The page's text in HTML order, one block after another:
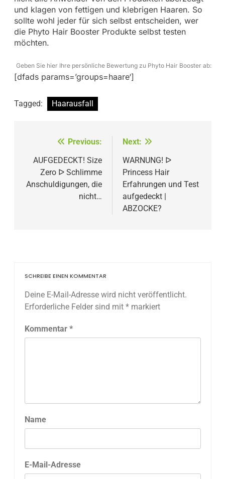
und klagen von fettigen und klebrigen Haaren. So
sollte wohl jeder für sich selbst entscheiden, wer
die Phyto Hair Booster Produkte selbst testen
möchten.
Geben Sie hier Ihre persönliche Bewertung zu Phyto Hair Booster ab:
[dfads params=’groups=haare‘]
Tagged: Haarausfall
Beitragsnavigation
Previous:
AUFGEDECKT! Size
Zero ᐅ Schlimme
Anschuldigungen, die
nicht…
Next:
WARNUNG! ᐅ
Princess Hair
Erfahrungen und Test
aufgedeckt |
ABZOCKE?
SCHREIBE EINEN KOMMENTAR
Deine E-Mail-Adresse wird nicht veröffentlicht.
Erforderliche Felder sind mit *markiert
Kommentar *
Name
E-Mail-Adresse